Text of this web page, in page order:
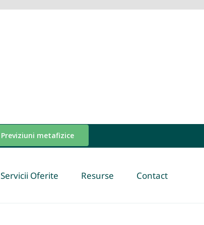
Previziuni metafizice
Servicii Oferite Resurse Contact